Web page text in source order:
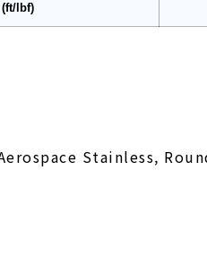
(ft/lbf)
Stainless,